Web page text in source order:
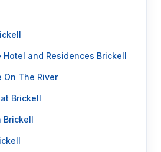
Hotel and Residences Brickell
On The River
Brickell
Brickell